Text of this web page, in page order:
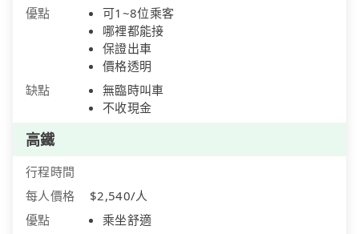
優點
可1~8位乘客
哪裡都能接
保證出車
價格透明
缺點
無臨時叫車
不收現金
高鐵
行程時間
每人價格
$2,540/人
優點
乘坐舒適